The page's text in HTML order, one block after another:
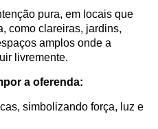
pura, em locais que
como clareiras, jardins,
amplos onde a
livremente.
a oferenda:
simbolizando força, luz e